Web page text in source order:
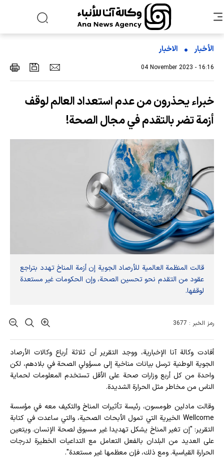
الأخبار الاخبار
04 November 2023 - 16:16
خبراء يحذرون من عدم استعداد العالم لوقف
أزمة تضر بالتقدم في مجال الصحة!
قالت المنظمة العالمية للأرصاد الجوية إن أزمة المناخ تهدد بتراجع
عقود من التقدم نحو تحسين الصحة، وإن الحكومات غير مستعدة
لوقفها.
رمز الخبر : 3677
أفادت وکالة آنا الإخباریة، ووجد التقرير أن ثلاثة أرباع وكالات الأرصاد
الجوية الوطنية ترسل بيانات مناخية إلى مسؤولي الصحة في بلادهم، لكن
واحدة من كل أربع وزارات صحة على الأقل تستخدم المعلومات لحماية
الناس من مخاطر مثل الحرارة الشديدة.
وقالت مادلين طومسون، رئيسة تأثيرات المناخ والتكيف معه في مؤسسة
Wellcome الخيرية التي تمول الأبحاث الصحية، والتي ساعدت في كتابة
التقرير: "إن تغير المناخ يشكل تهديدا غير مسبوق لصحة الإنسان. ويتعين
على العديد من البلدان بالفعل التعامل مع التداعيات الخطيرة لدرجات
الحرارة القياسية. ومع ذلك، فإن معظمها غير مستعدة".